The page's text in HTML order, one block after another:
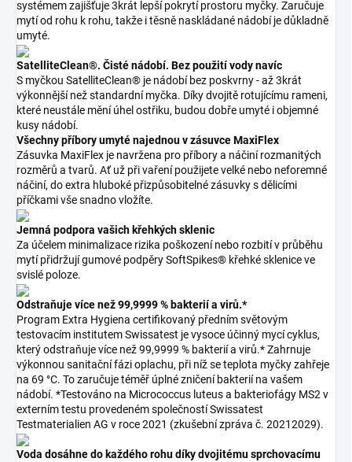
systémem zajišťuje 3krát lepší pokrytí prostoru myčky. Zaručuje
mytí od rohu k rohu, takže i těsně naskládané nádobí je důkladně
umyté.
SatelliteClean®. Čisté nádobí. Bez použití vody navíc
S myčkou SatelliteClean® je nádobí bez poskvrny - až 3krát
výkonnější než standardní myčka. Díky dvojitě rotujícímu rameni,
které neustále mění úhel ostřiku, budou dobře umyté i objemné
kusy nádobí.
Všechny příbory umyté najednou v zásuvce MaxiFlex
Zásuvka MaxiFlex je navržena pro příbory a náčiní rozmanitých
rozměrů a tvarů. Ať už při vaření použijete velké nebo neforemné
náčiní, do extra hluboké přizpůsobitelné zásuvky s dělicími
příčkami vše snadno vložíte.
Jemná podpora vašich křehkých sklenic
Za účelem minimalizace rizika poškození nebo rozbití v průběhu
mytí přidržují gumové podpěry SoftSpikes® křehké sklenice ve
svislé poloze.
Odstraňuje více než 99,9999 % bakterií a virů.*
Program Extra Hygiena certifikovaný předním světovým
testovacím institutem Swissatest je vysoce účinný mycí cyklus,
který odstraňuje více než 99,9999 % bakterií a virů.* Zahrnuje
výkonnou sanitační fázi oplachu, při níž se teplota myčky zahřeje
na 69 °C. To zaručuje téměř úplné zničení bakterií na vašem
nádobí. *Testováno na Micrococcus luteus a bakteriofágy MS2 v
externím testu provedeném společností Swissatest
Testmaterialien AG v roce 2021 (zkušební zpráva č. 20212029).
Voda dosáhne do každého rohu díky dvojitému sprchovacímu